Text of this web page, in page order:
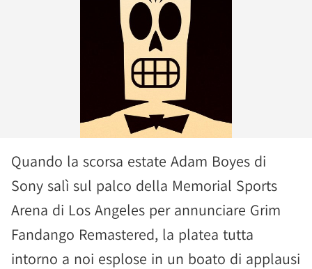
Quando la scorsa estate Adam Boyes di
Sony salì sul palco della Memorial Sports
Arena di Los Angeles per annunciare Grim
Fandango Remastered, la platea tutta
intorno a noi esplose in un boato di applausi